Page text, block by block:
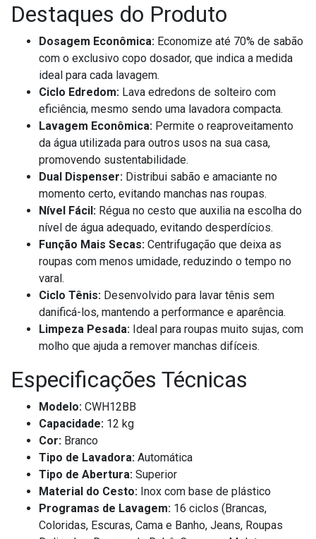
Destaques do Produto
Dosagem Econômica: Economize até 70% de sabão
com o exclusivo copo dosador, que indica a medida
ideal para cada lavagem.
Ciclo Edredom: Lava edredons de solteiro com
eficiência, mesmo sendo uma lavadora compacta.
Lavagem Econômica: Permite o reaproveitamento
da água utilizada para outros usos na sua casa,
promovendo sustentabilidade.
Dual Dispenser: Distribui sabão e amaciante no
momento certo, evitando manchas nas roupas.
Nível Fácil: Régua no cesto que auxilia na escolha do
nível de água adequado, evitando desperdícios.
Função Mais Secas: Centrifugação que deixa as
roupas com menos umidade, reduzindo o tempo no
varal.
Ciclo Tênis: Desenvolvido para lavar tênis sem
danificá-los, mantendo a performance e aparência.
Limpeza Pesada: Ideal para roupas muito sujas, com
molho que ajuda a remover manchas difíceis.
Especificações Técnicas
Modelo: CWH12BB
Capacidade: 12 kg
Cor: Branco
Tipo de Lavadora: Automática
Tipo de Abertura: Superior
Material do Cesto: Inox com base de plástico
Programas de Lavagem: 16 ciclos (Brancas,
Coloridas, Escuras, Cama e Banho, Jeans, Roupas